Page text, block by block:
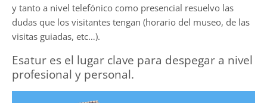
y tanto a nivel telefónico como presencial resuelvo las
dudas que los visitantes tengan (horario del museo, de las
visitas guiadas, etc…).
Esatur es el lugar clave para despegar a nivel
profesional y personal.